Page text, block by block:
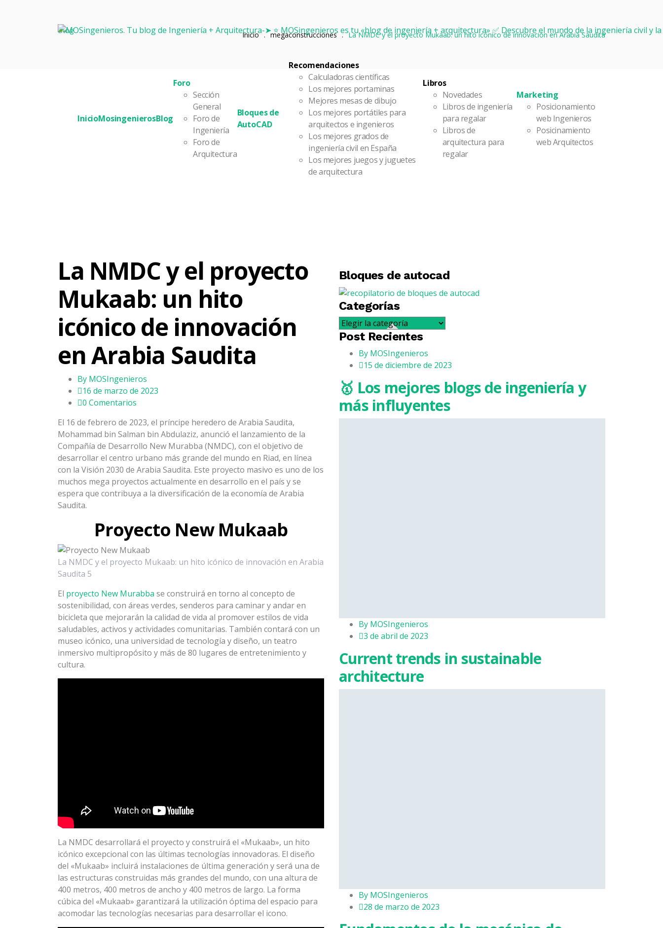
InicioMosingenierosBlog
Foro
Sección
General
Foro de
Ingeniería
Foro de
Arquitectura
Bloques de
AutoCAD
Recomendaciones
Calculadoras científicas
Los mejores portaminas
Mejores mesas de dibujo
Los mejores portátiles para
arquitectos e ingenieros
Los mejores grados de
ingeniería civil en España
Los mejores juegos y juguetes
de arquitectura
Libros
Novedades
Libros de ingeniería
para regalar
Libros de
arquitectura para
regalar
Marketing
Posicionamiento
web Ingenieros
Posicinamiento
web Arquitectos
Blog Inicio . megaconstrucciones . La NMDC y el proyecto Mukaab: un hito icónico de innovación en Arabia Saudita
La NMDC y el proyecto
Mukaab: un hito
icónico de innovación
en Arabia Saudita
By MOSIngenieros
16 de marzo de 2023
0 Comentarios
El 16 de febrero de 2023, el príncipe heredero de Arabia Saudita,
Mohammad bin Salman bin Abdulaziz, anunció el lanzamiento de la
Compañía de Desarrollo New Murabba (NMDC), con el objetivo de
desarrollar el centro urbano más grande del mundo en Riad, en línea
con la Visión 2030 de Arabia Saudita. Este proyecto masivo es uno de los
muchos mega proyectos actualmente en desarrollo en el país y se
espera que contribuya a la diversificación de la economía de Arabia
Saudita.
Proyecto New Mukaab
La NMDC y el proyecto Mukaab: un hito icónico de innovación en Arabia
Saudita 5
El proyecto New Murabba se construirá en torno al concepto de
sostenibilidad, con áreas verdes, senderos para caminar y andar en
bicicleta que mejorarán la calidad de vida al promover estilos de vida
saludables, activos y actividades comunitarias. También contará con un
museo icónico, una universidad de tecnología y diseño, un teatro
inmersivo multipropósito y más de 80 lugares de entretenimiento y
cultura.
La NMDC desarrollará el proyecto y construirá el «Mukaab», un hito
icónico excepcional con las últimas tecnologías innovadoras. El diseño
del «Mukaab» incluirá instalaciones de última generación y será una de
las estructuras construidas más grandes del mundo, con una altura de
400 metros, 400 metros de ancho y 400 metros de largo. La forma
cúbica del «Mukaab» garantizará la utilización óptima del espacio para
acomodar las tecnologías necesarias para desarrollar el icono.
Bloques de autocad
Categorías
Categorías
Post Recientes
By MOSIngenieros
15 de diciembre de 2023
🥇 Los mejores blogs de ingeniería y
más influyentes
By MOSIngenieros
3 de abril de 2023
Current trends in sustainable
architecture
By MOSIngenieros
28 de marzo de 2023